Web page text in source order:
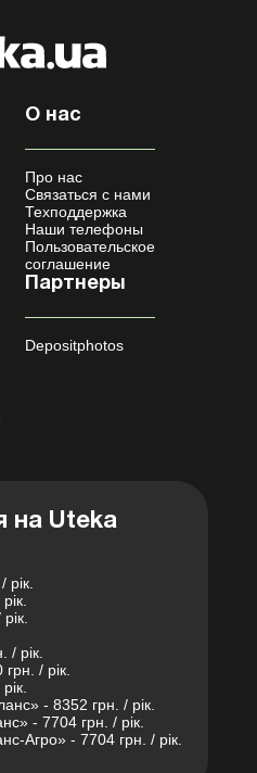
О нас
Про нас
Связаться с нами
Техподдержка
Наши телефоны
Пользовательское
соглашение
Партнеры
Depositphotos
на Uteka
/ рік.
/ рік.
- 8352 грн. / рік.
- 7704 грн. / рік.
Агро» - 7704 грн. / рік.